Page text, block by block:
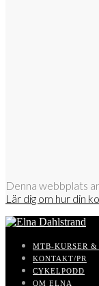
Denna webbplats
Lär dig om hur din
MTB-KURSER
KONTAKT/PR
CYKELPODD
OM ELNA